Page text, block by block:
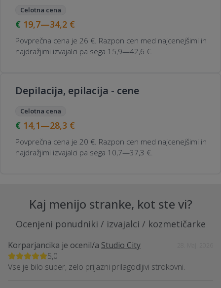
Celotna cena
19,7—34,2 €
Povprečna cena je 26 €. Razpon cen med najcenejšimi in
najdražjimi izvajalci pa sega 15,9—42,6 €.
Depilacija, epilacija - cene
Celotna cena
14,1—28,3 €
Povprečna cena je 20 €. Razpon cen med najcenejšimi in
najdražjimi izvajalci pa sega 10,7—37,3 €.
Kaj menijo stranke, kot ste vi?
Ocenjeni ponudniki / izvajalci / kozmetičarke
Korparjancika je ocenil/a Studio City
5,0
Vse je bilo super, zelo prijazni prilagodljivi strokovni.